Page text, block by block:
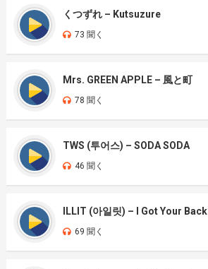
くつずれ – Kutsuzure
73 聞く
Mrs. GREEN APPLE – 風と町
78 聞く
TWS (투어스) – SODA SODA
46 聞く
ILLIT (아일릿) – I Got Your Back
69 聞く